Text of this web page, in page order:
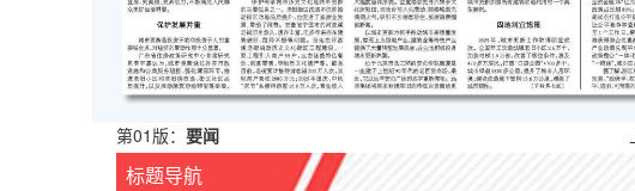
第01版： 要闻
标题导航